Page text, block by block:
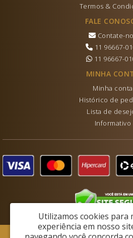
Termos &
FALE
Contate-
11 96667-
11 96667-
MINHA
Minha conta
Histórico de
Lista de
Informativo
Utilizamos cookies para
experiência em nosso